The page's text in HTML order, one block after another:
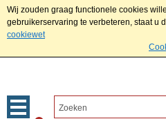
Wij zouden graag functionele cookies
gebruikerservaring te verbeteren, staat u
cookiewet